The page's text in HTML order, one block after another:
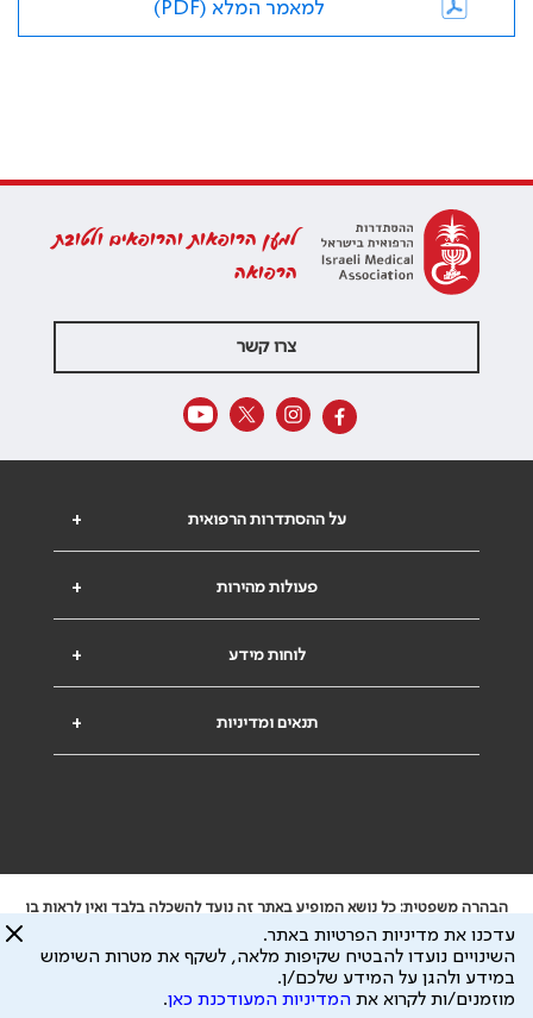
למאמר המלא (PDF)
למען הרופאות והרופאים ולטובת
הרפואה
צרו קשר
+ על ההסתדרות הרפואית
+ פעולות מהירות
+ לוחות מידע
+ תנאים ומדיניות
הבהרה משפטית: כל נושא המופיע באתר זה נועד להשכלה בלבד ואין לראות בו
ייעוץ רפואי או משפטי. אין הר"י אחראית לתוכן המתפרסם באתר זה ולכל נזק
שעלול להיגרם.
ידוע לי שהר"י אוספת ושומרת מידע אישי לצורך מתן השרות וכי חלק ממנו עשוי
להיות מועבר לצדדים שלישיים, הכל בכפוף למדיניות הפרטיות
עדכנו את מדיניות הפרטיות באתר.
השינויים נועדו להבטיח שקיפות מלאה, לשקף את מטרות השימוש
במידע ולהגן על המידע שלכם/ן.
מוזמנים/ות לקרוא את המדיניות המעודכנת כאן.